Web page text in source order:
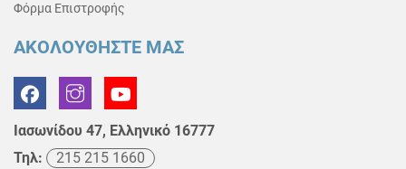
Φόρμα Επιστροφής
ΑΚΟΛΟΥΘΗΣΤΕ ΜΑΣ
Ιασωνίδου 47, Ελληνικό 16777
Τηλ:
215 215 1660